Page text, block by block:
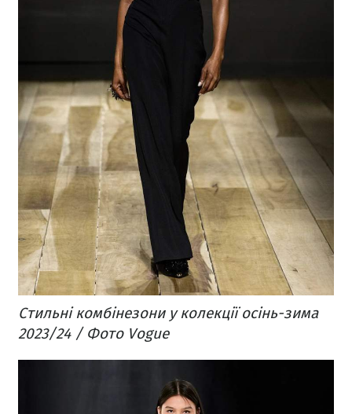
Стильні комбінезони у колекції осінь-зима
2023/24 / Фото Vogue